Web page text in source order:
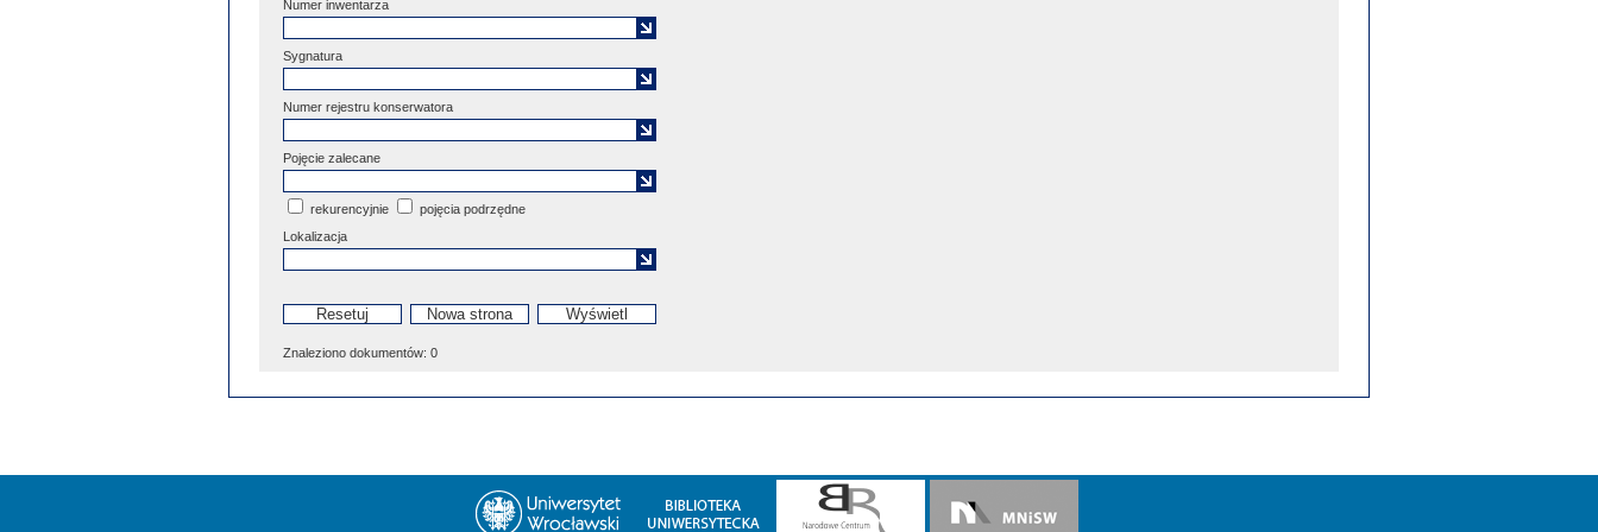
Numer inwentarza
Sygnatura
Numer rejestru konserwatora
Pojęcie zalecane
rekurencyjnie
pojęcia podrzędne
Lokalizacja
Znaleziono dokumentów: 0